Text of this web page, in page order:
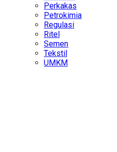
Perkakas
Petrokimia
Regulasi
Ritel
Semen
Tekstil
UMKM